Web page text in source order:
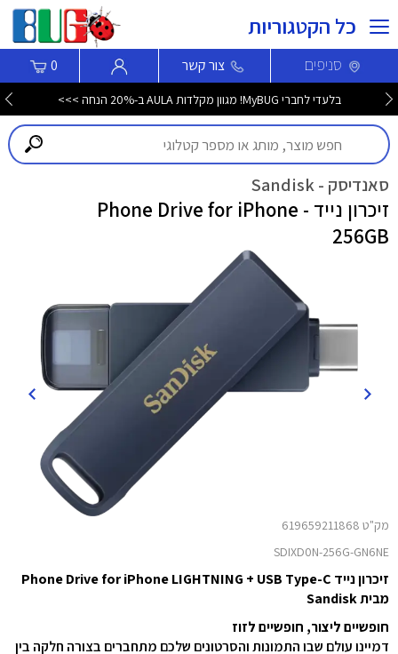
כל הקטגוריות
סניפים צור קשר 0
בלעדי לחברי MyBUG! מגוון מקלדות AULA ב-20% הנחה >>>
סאנדיסק - Sandisk
זיכרון נייד Phone Drive for iPhone -
256GB
מק"ט 619659211868
SDIXD0N-256G-GN6NE
זיכרון נייד Phone Drive for iPhone LIGHTNING + USB Type-C
מבית Sandisk
חופשיים ליצור, חופשיים לזוז
דמיינו עולם שבו התמונות והסרטונים שלכם מתחברים בצורה חלקה בין